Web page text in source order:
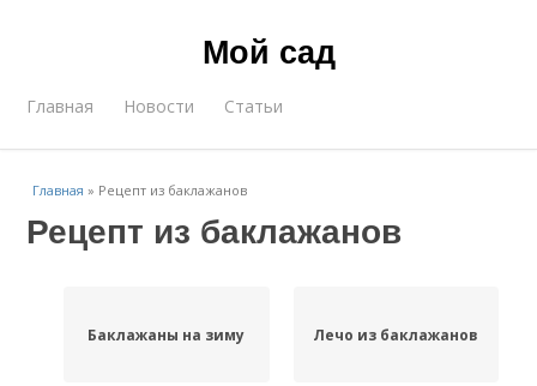
Мой сад
Главная Новости Статьи
Главная » Рецепт из баклажанов
Рецепт из баклажанов
Баклажаны на зиму Лечо из баклажанов